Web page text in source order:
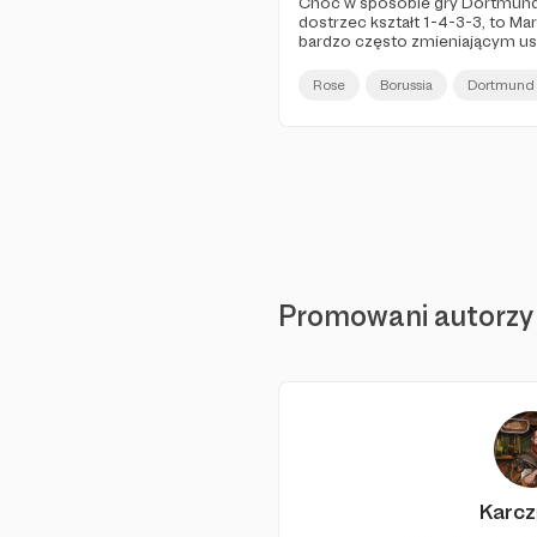
dostrzec kształt 1-4-3-3, to
bardzo często zmieniającym
gry trójką obrońców z tyłu,
Rose Borussia Dortmund
Promowani autorzy